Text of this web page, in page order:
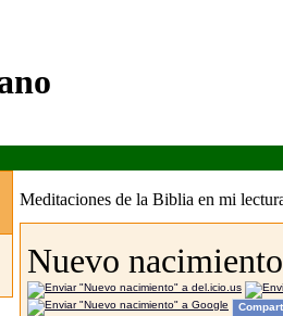
Meditaciones de la Biblia en mi
Nuevo nacimiento